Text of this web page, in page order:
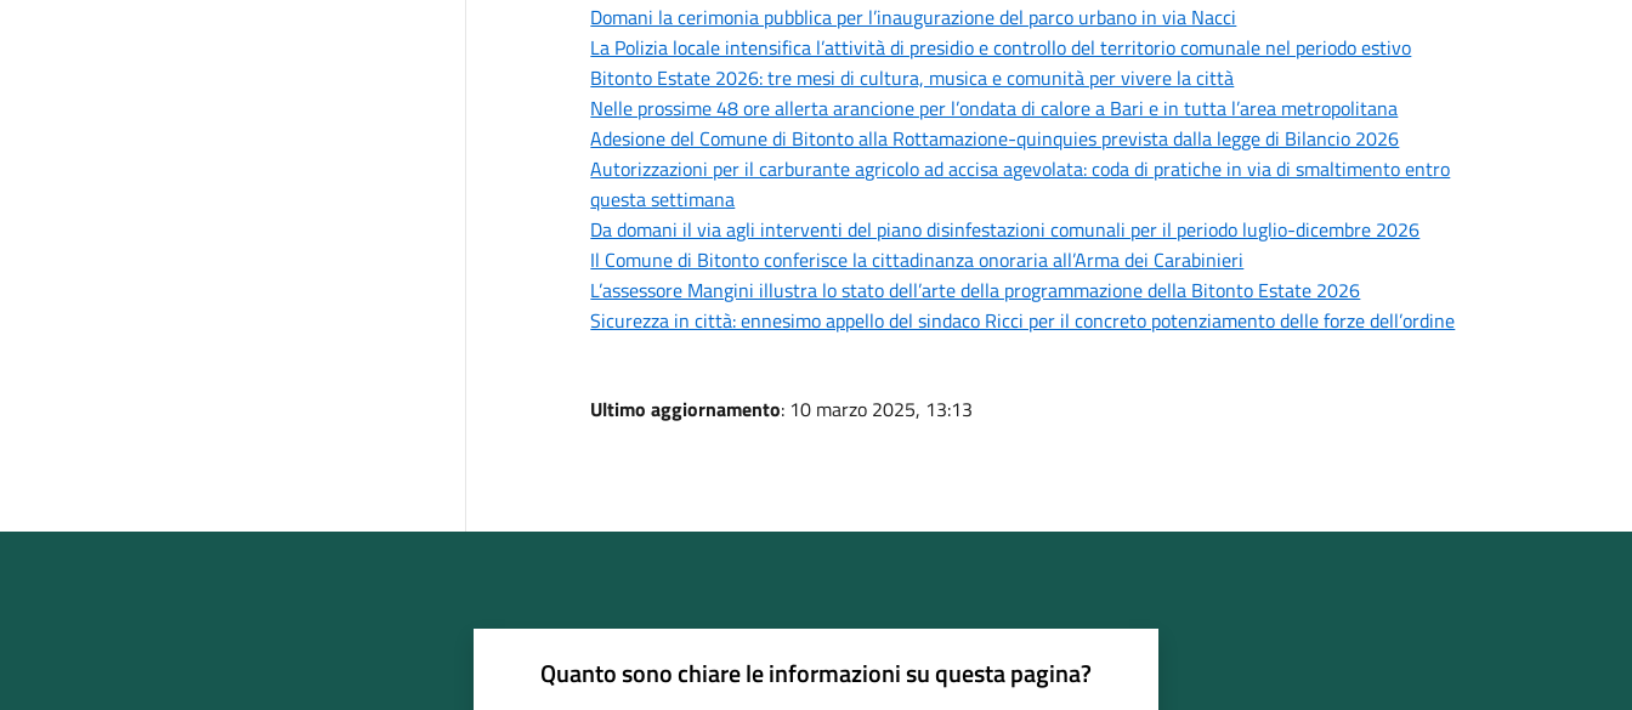
Domani la cerimonia pubblica per l’inaugurazione del parco urbano in via Nacci
La Polizia locale intensifica l’attività di presidio e controllo del territorio comunale nel periodo estivo
Bitonto Estate 2026: tre mesi di cultura, musica e comunità per vivere la città
Nelle prossime 48 ore allerta arancione per l’ondata di calore a Bari e in tutta l’area metropolitana
Adesione del Comune di Bitonto alla Rottamazione-quinquies prevista dalla legge di Bilancio 2026
Autorizzazioni per il carburante agricolo ad accisa agevolata: coda di pratiche in via di smaltimento entro
questa settimana
Da domani il via agli interventi del piano disinfestazioni comunali per il periodo luglio-dicembre 2026
Il Comune di Bitonto conferisce la cittadinanza onoraria all’Arma dei Carabinieri
L’assessore Mangini illustra lo stato dell’arte della programmazione della Bitonto Estate 2026
Sicurezza in città: ennesimo appello del sindaco Ricci per il concreto potenziamento delle forze dell’ordine
Ultimo aggiornamento: 10 marzo 2025, 13:13
Quanto sono chiare le informazioni su questa pagina?